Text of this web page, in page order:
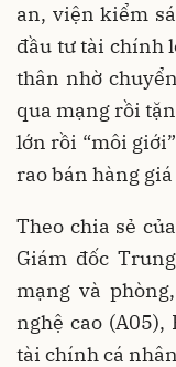
an, viện kiểm
đầu tư tài chính
thân nhờ
qua mạng rồi
lớn rồi “môi
rao bán hàng
Theo chia sẻ
Giám đốc
mạng và
nghệ cao (A05),
tài chính cá